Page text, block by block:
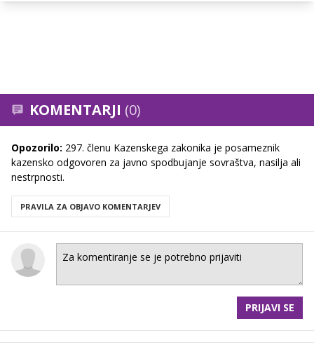
KOMENTARJI (0)
Opozorilo: 297. členu Kazenskega zakonika je posameznik
kazensko odgovoren za javno spodbujanje sovraštva, nasilja ali
nestrpnosti.
PRAVILA ZA OBJAVO KOMENTARJEV
PRIJAVI SE